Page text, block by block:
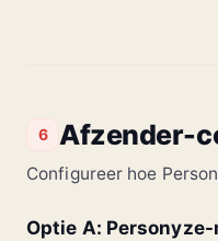
6 Afzender-
Configureer hoe
Optie A: